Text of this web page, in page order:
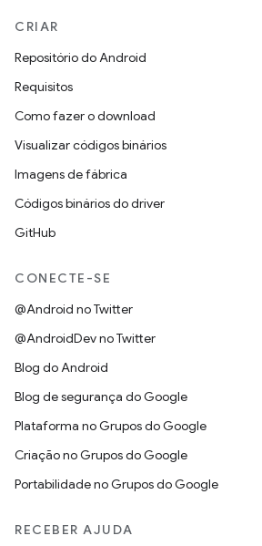
CRIAR
Repositório do Android
Requisitos
Como fazer o download
Visualizar códigos binários
Imagens de fábrica
Códigos binários do driver
GitHub
CONECTE-SE
@Android no Twitter
@AndroidDev no Twitter
Blog do Android
Blog de segurança do Google
Plataforma no Grupos do Google
Criação no Grupos do Google
Portabilidade no Grupos do Google
RECEBER AJUDA